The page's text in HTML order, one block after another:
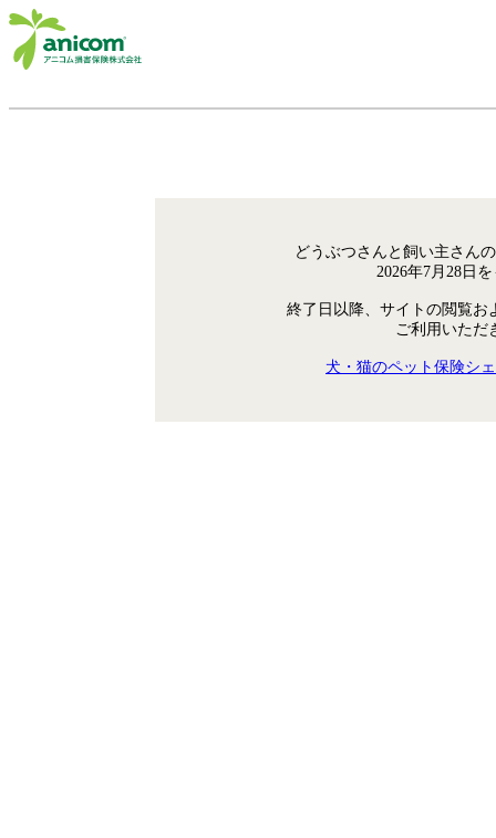
どうぶつさんと飼い主さん
2026年7月28日
終了日以降、サイトの閲覧お
ご利用いただ
犬・猫のペット保険シ